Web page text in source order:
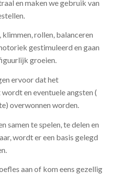
en maken we gebruik van
rollen, balanceren
gestimuleerd en gaan
groeien.
ervoor dat het
en eventuele angsten (
overwonnen worden.
samen te spelen, te delen en
wordt er een basis gelegd
aan of kom eens gezellig